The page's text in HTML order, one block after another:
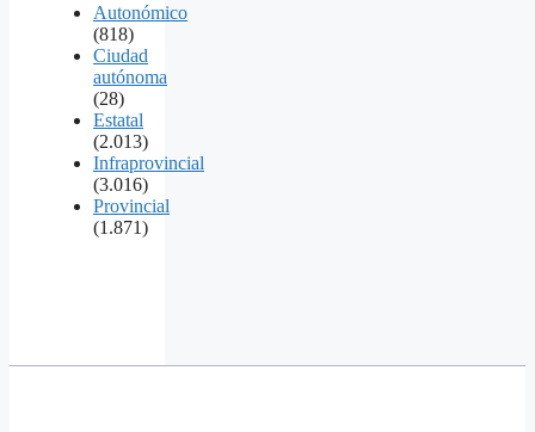
Autonómico
(818)
Ciudad
autónoma
(28)
Estatal
(2.013)
Infraprovincial
(3.016)
Provincial
(1.871)